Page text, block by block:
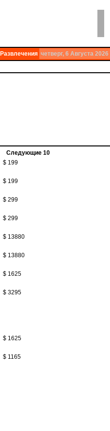
Развлечения четверг, 6 Августа 2026
Следующие 10
$ 199
$ 199
$ 299
$ 299
$ 13880
$ 13880
$ 1625
$ 3295
$ 1625
$ 1165